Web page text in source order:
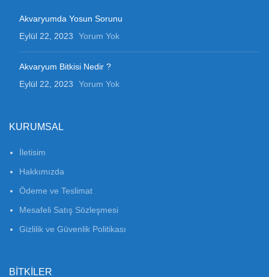
Akvaryumda Yosun Sorunu
Eylül 22, 2023
Yorum Yok
Akvaryum Bitkisi Nedir ?
Eylül 22, 2023
Yorum Yok
KURUMSAL
İletisim
Hakkımızda
Ödeme ve Teslimat
Mesafeli Satış Sözleşmesi
Gizlilik ve Güvenlik Politikası
BITKILER